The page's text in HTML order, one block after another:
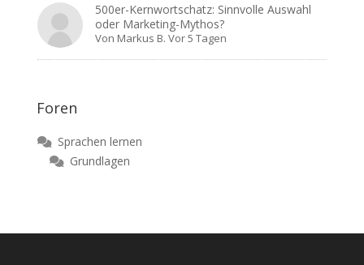
500er-Kernwortschatz: Sinnvolle Auswahl
oder Marketing-Mythos?
Von Markus B. Vor 5 Tagen
Foren
Sprachen lernen
Grundlagen